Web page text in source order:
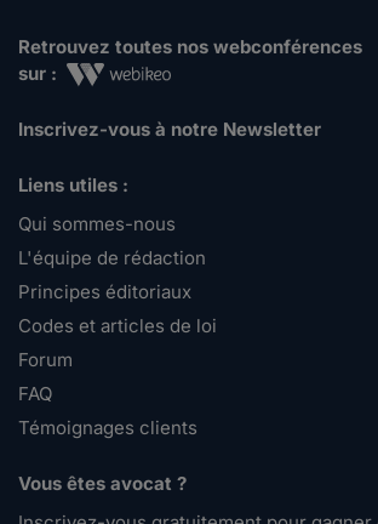
Retrouvez toutes nos webconférences
sur :
Inscrivez-vous à notre Newsletter
Liens utiles :
Qui sommes-nous
L'équipe de rédaction
Principes éditoriaux
Codes et articles de loi
Forum
FAQ
Témoignages clients
Vous êtes avocat ?